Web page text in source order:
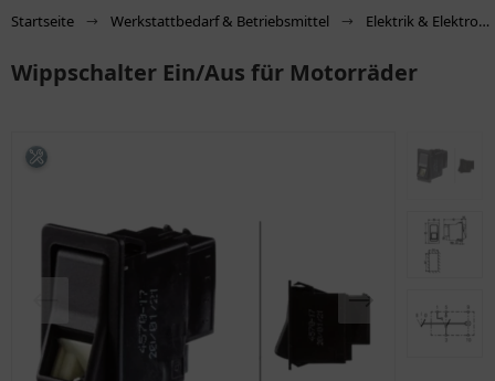
Startseite Werkstattbedarf & Betriebsmittel Elektrik & Elektronik
Wippschalter Ein/Aus für Motorräder